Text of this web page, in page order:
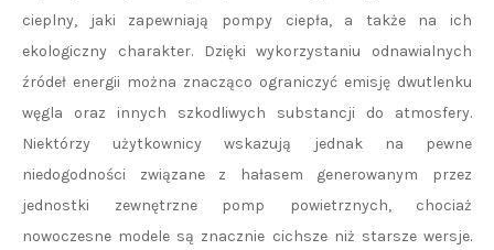
cieplny, jaki zapewniają pompy ciepła, a także na ich
ekologiczny charakter. Dzięki wykorzystaniu odnawialnych
źródeł energii można znacząco ograniczyć emisję dwutlenku
węgla oraz innych szkodliwych substancji do atmosfery.
Niektórzy użytkownicy wskazują jednak na pewne
niedogodności związane z hałasem generowanym przez
jednostki zewnętrzne pomp powietrznych, chociaż
nowoczesne modele są znacznie cichsze niż starsze wersje.